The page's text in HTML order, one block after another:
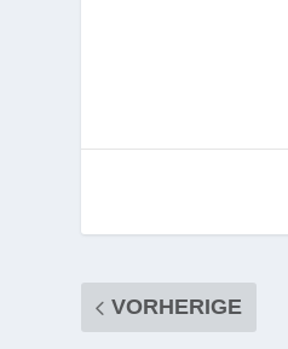
VORHERIGE